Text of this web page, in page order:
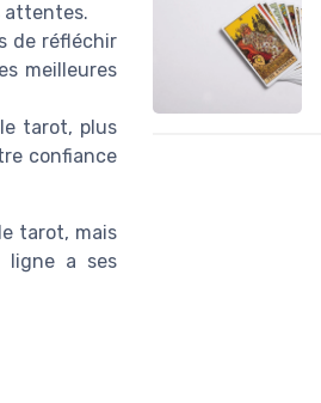
attentes.
de réfléchir
meilleures
tarot, plus
confiance
tarot, mais
ligne a ses